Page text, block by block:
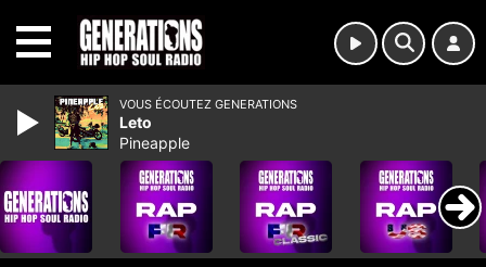
VOUS ÉCOUTEZ GENERATIONS
Leto
Pineapple